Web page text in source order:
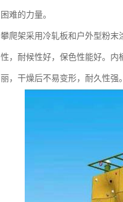
困难的力量。
攀爬架采用冷轧板和户外型粉末
性，耐候性好，保色性能好。内
丽，干燥后不易变形，耐久性强